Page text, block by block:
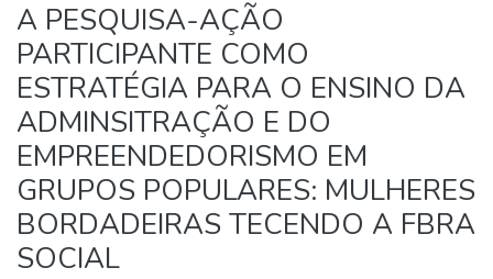
A PESQUISA-AÇÃO
PARTICIPANTE COMO
ESTRATÉGIA PARA O ENSINO DA
ADMINSITRAÇÃO E DO
EMPREENDEDORISMO EM
GRUPOS POPULARES: MULHERES
BORDADEIRAS TECENDO A FBRA
SOCIAL